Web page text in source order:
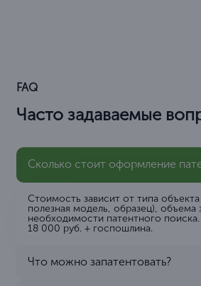
FAQ
Часто задаваемые
Сколько стоит оформление
Стоимость зависит от типа
полезная модель, образец), объема
необходимости патентного
18 000 руб. + госпошлина.
Что можно запатентовать?